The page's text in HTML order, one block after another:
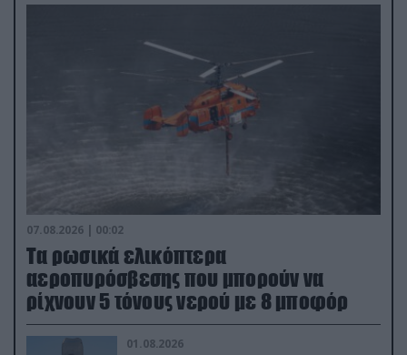
07.08.2026 | 00:02
Τα ρωσικά ελικόπτερα
αεροπυρόσβεσης που μπορούν να
ρίχνουν 5 τόνους νερού με 8 μποφόρ
01.08.2026